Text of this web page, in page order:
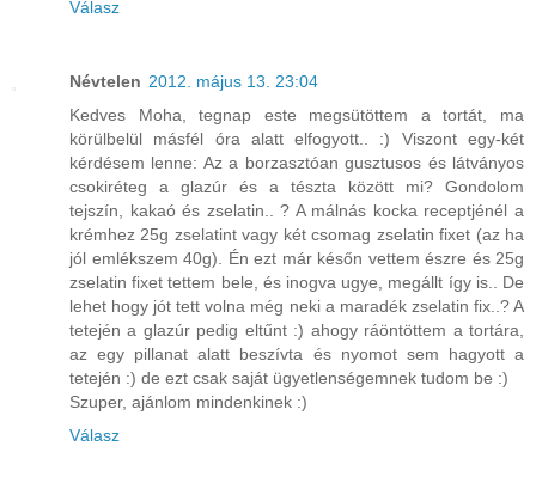
Válasz
Névtelen 2012. május 13. 23:04
Kedves Moha, tegnap este megsütöttem a tortát, ma
körülbelül másfél óra alatt elfogyott.. :) Viszont egy-két
kérdésem lenne: Az a borzasztóan gusztusos és látványos
csokiréteg a glazúr és a tészta között mi? Gondolom
tejszín, kakaó és zselatin.. ? A málnás kocka receptjénél a
krémhez 25g zselatint vagy két csomag zselatin fixet (az ha
jól emlékszem 40g). Én ezt már későn vettem észre és 25g
zselatin fixet tettem bele, és inogva ugye, megállt így is.. De
lehet hogy jót tett volna még neki a maradék zselatin fix..? A
tetején a glazúr pedig eltűnt :) ahogy ráöntöttem a tortára,
az egy pillanat alatt beszívta és nyomot sem hagyott a
tetején :) de ezt csak saját ügyetlenségemnek tudom be :)
Szuper, ajánlom mindenkinek :)
Válasz